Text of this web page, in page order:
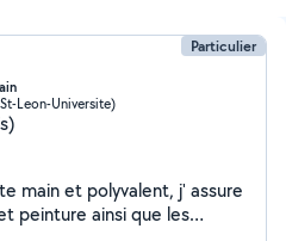
Particulier
Leon-Universite)
main et polyvalent, j' assure